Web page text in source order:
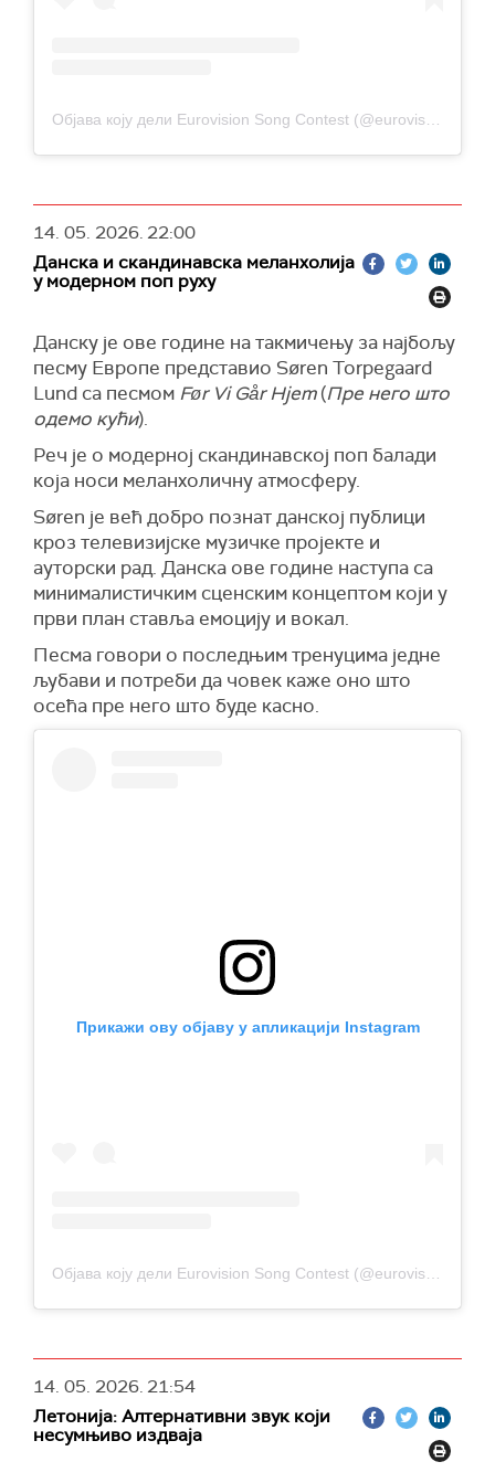
14. 05. 2026.22:00
Данска и скандинавска меланхолија
у модерном поп руху
Данску је ове године на такмичењу за најбољу
песму Европе представио Søren Torpegaard
Lund са песмом Før Vi Går Hjem(Пре него што
одемо кући).
Реч је о модерној скандинавској поп балади
која носи меланхоличну атмосферу.
Søren је већ добро познат данској публици
кроз телевизијске музичке пројекте и
ауторски рад. Данска ове године наступа са
минималистичким сценским концептом који у
први план ставља емоцију и вокал.
Песма говори о последњим тренуцима једне
љубави и потреби да човек каже оно што
осећа пре него што буде касно.
Прикажи ову објаву у апликацији Instagram
14. 05. 2026.21:54
Летонија: Алтернативни звук који
несумњиво издваја